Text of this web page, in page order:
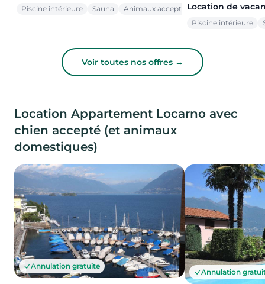
Piscine intérieure Sauna Animaux acceptésLocation de
Piscine intérieure
Voir toutes nos offres →
Location Appartement Locarno avec
chien accepté (et animaux
domestiques)
Annulation gratuite
Annulation